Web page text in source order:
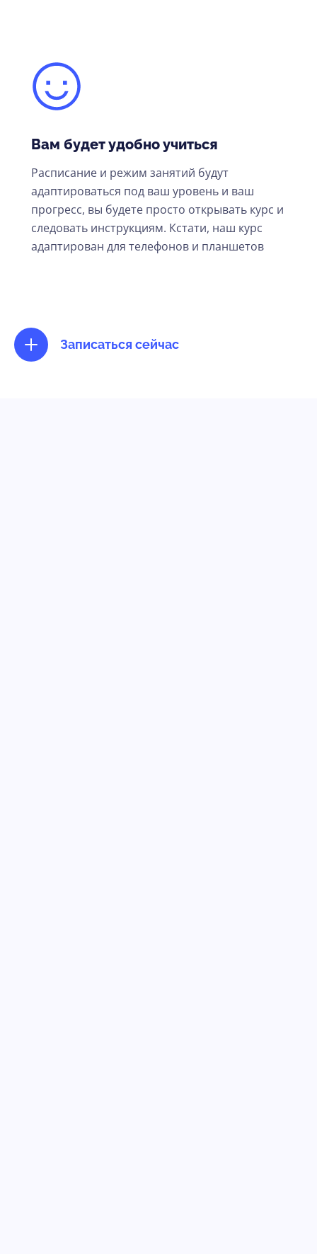
Вам будет удобно учиться
Расписание и режим занятий будут
адаптироваться под ваш уровень и ваш
прогресс, вы будете просто открывать курс и
следовать инструкциям. Кстати, наш курс
адаптирован для телефонов и планшетов
Записаться сейчас